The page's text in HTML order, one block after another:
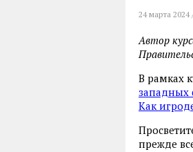
24 марта 2024
Автор
В рамках
западных
Как
прежде